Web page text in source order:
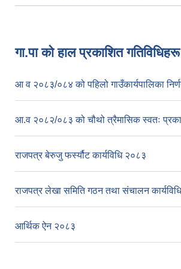
गा.पा काे हाल प्रकाशित गतिविधिहरू
आ व २०८३/०८४ को पहिलो गाउँकार्यपालिका
आ.व २०८२/०८३ को चौथो त्रैमासिक स्वतः
राजपत्र बेरुजु फर्स्यौट कार्यविधि २०८३
राजपत्र लेखा समिति गठन तथा संचालन
आर्थिक ऐन २०८३